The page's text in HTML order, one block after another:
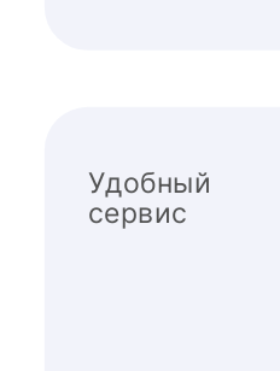
Удобный
сервис